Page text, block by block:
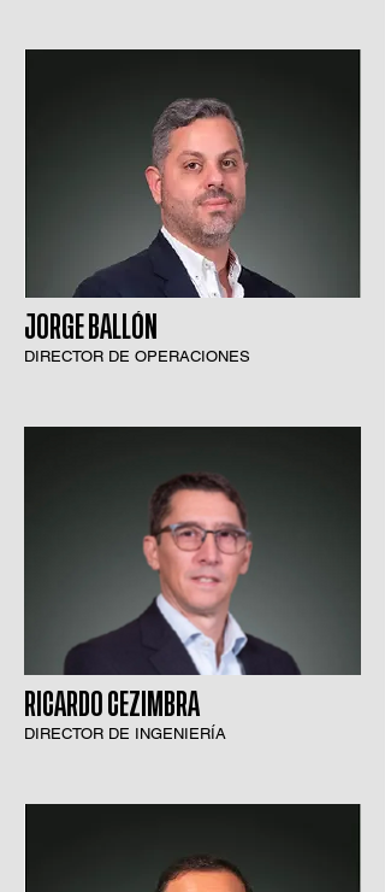
JORGE BALLÓN
DIRECTOR DE OPERACIONES
RICARDO CEZIMBRA
DIRECTOR DE INGENIERÍA